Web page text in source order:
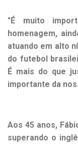
"É muito
homenagem,
atuando em alto
do futebol
É mais do que
importante da
Aos 45 anos,
superando o